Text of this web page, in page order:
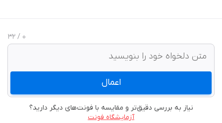
0
/ 32
اعمال
نیاز به بررسی دقیق‌تر و مقایسه با فونت‌های دیگر دارید؟
آزمایشگاه فونت